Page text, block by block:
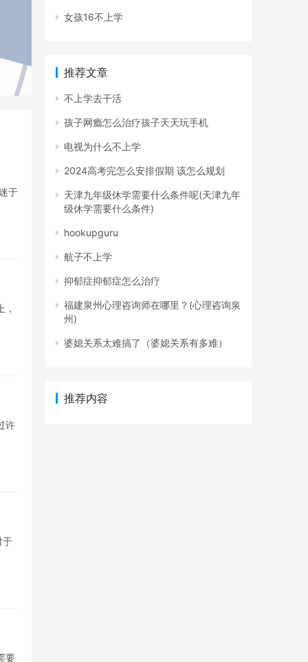
于
许
于
要
女孩16不上学
推荐文章
不上学去干活
孩子网瘾怎么治疗孩子天天玩手机
电视为什么不上学
2024高考完怎么安排假期 该怎么规划
天津九年级休学需要什么条件呢(天津九年
级休学需要什么条件)
hookupguru
航子不上学
抑郁症抑郁症怎么治疗
福建泉州心理咨询师在哪里？(心理咨询泉
州)
婆媳关系太难搞了（婆媳关系有多难）
推荐内容